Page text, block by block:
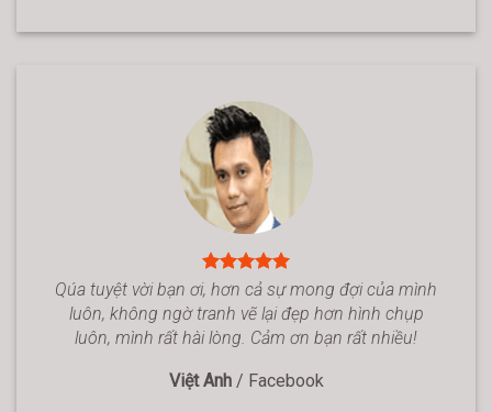
Qúa tuyệt vời bạn ơi, hơn cả sự mong đợi của mình
luôn, không ngờ tranh vẽ lại đẹp hơn hình chụp
luôn, mình rất hài lòng. Cảm ơn bạn rất nhiều!
Việt Anh / Facebook